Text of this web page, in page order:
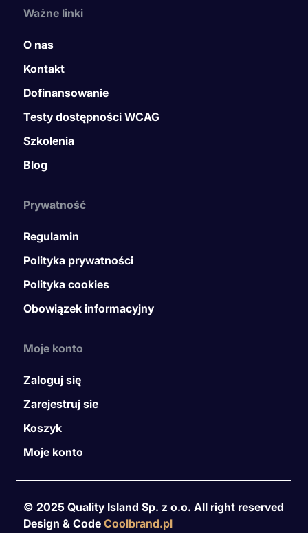
Ważne linki
O nas
Kontakt
Dofinansowanie
Testy dostępności WCAG
Szkolenia
Blog
Prywatność
Regulamin
Polityka prywatności
Polityka cookies
Obowiązek informacyjny
Moje konto
Zaloguj się
Zarejestruj sie
Koszyk
Moje konto
© 2025 Quality Island Sp. z o.o. All right reserved
Design & Code Coolbrand.pl